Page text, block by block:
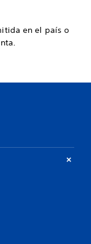
en el país o